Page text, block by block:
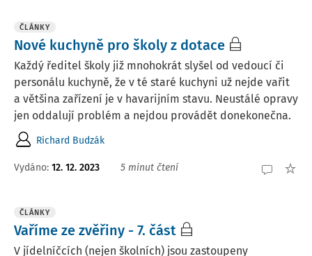
ČLÁNKY
Nové kuchyně pro školy z dotace
Každý ředitel školy již mnohokrát slyšel od vedoucí či
personálu kuchyně, že v té staré kuchyni už nejde vařit
a většina zařízení je v havarijním stavu. Neustálé opravy
jen oddalují problém a nejdou provádět donekonečna.
Richard Budzák
Vydáno: 12. 12. 2023 5 minut čtení
ČLÁNKY
Vaříme ze zvěřiny - 7. část
V jídelníčcích (nejen školních) jsou zastoupeny